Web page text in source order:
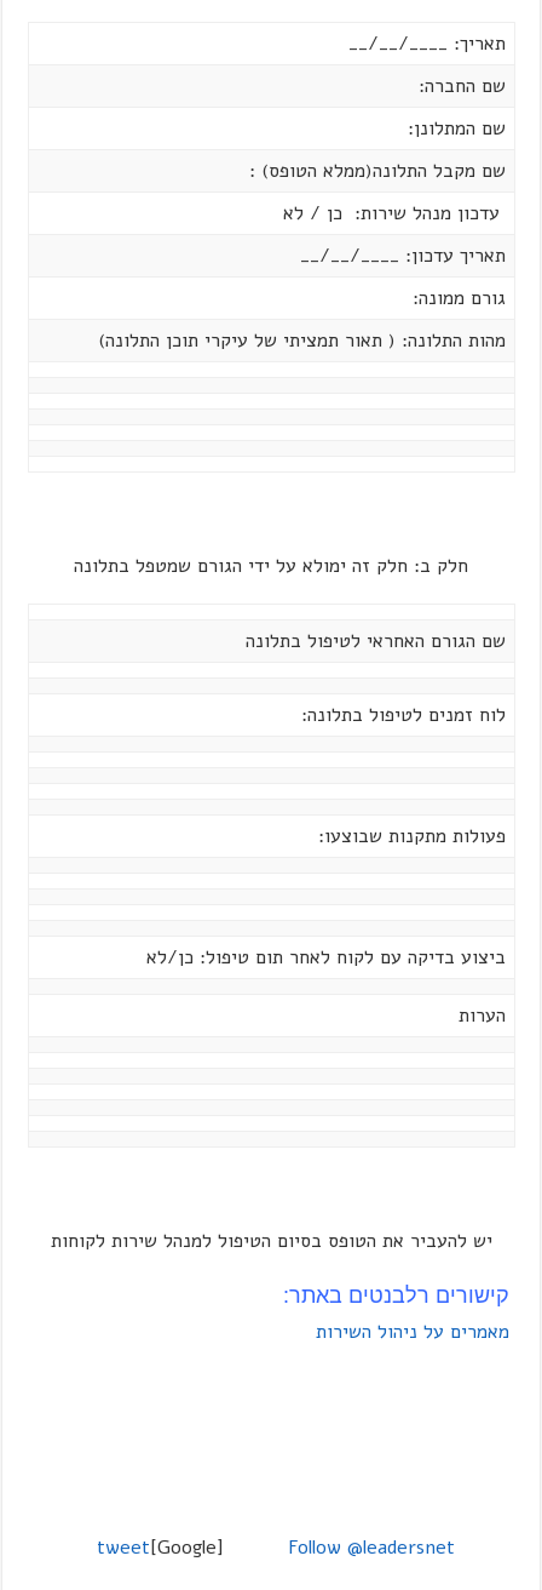
תאריך: ____/__/__
שם החברה:
שם המתלונן:
שם מקבל התלונה(ממלא הטופס) :
עדכון מנהל שירות: כן / לא
תאריך עדכון: ____/__/__
גורם ממונה:
מהות התלונה: ( תאור תמציתי של עיקרי תוכן התלונה)
חלק ב: חלק זה ימולא על ידי הגורם שמטפל בתלונה
שם הגורם האחראי לטיפול בתלונה
לוח זמנים לטיפול בתלונה:
פעולות מתקנות שבוצעו:
ביצוע בדיקה עם לקוח לאחר תום טיפול: כן/לא
הערות
יש להעביר את הטופס בסיום הטיפול למנהל שירות לקוחות
קישורים רלבנטים באתר:
מאמרים על ניהול השירות
tweet[Google] Follow @leadersnet